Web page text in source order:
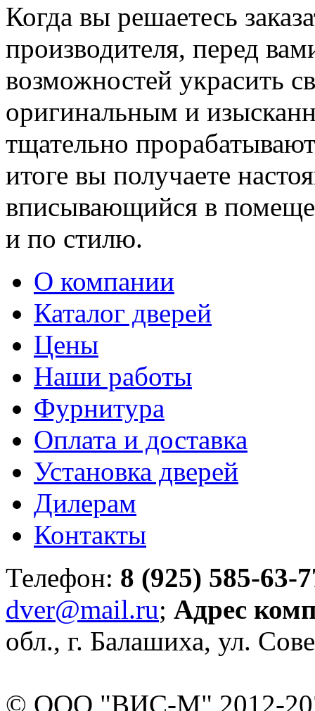
Когда вы решаетесь
производителя, перед
возможностей украсить
оригинальным и
тщательно
итоге вы получаете
вписывающийся в
и по стилю.
О компании
Каталог дверей
Цены
Наши работы
Фурнитура
Оплата и доставка
Установка дверей
Дилерам
Контакты
Телефон: 8 (925) 585-63-
dver@mail.ru; Адрес
обл., г. Балашиха, ул.
© ООО "ВИС-М" 2012-